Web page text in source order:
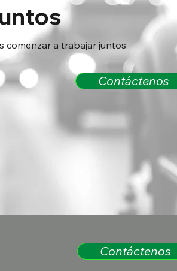
comenzar a trabajar juntos.
Contáctenos
Contáctenos